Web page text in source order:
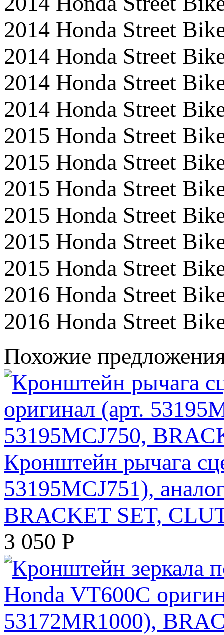
2014 Honda Street
2014 Honda Street
2014 Honda Street
2014 Honda Street
2015 Honda Street
2015 Honda Street
2015 Honda Street
2015 Honda Street
2015 Honda Street
2015 Honda Street
2016 Honda Street
2016 Honda Street
Похожие
Кронштейн рычага
53195MCJ751),
BRACKET SET,
3 050 Р